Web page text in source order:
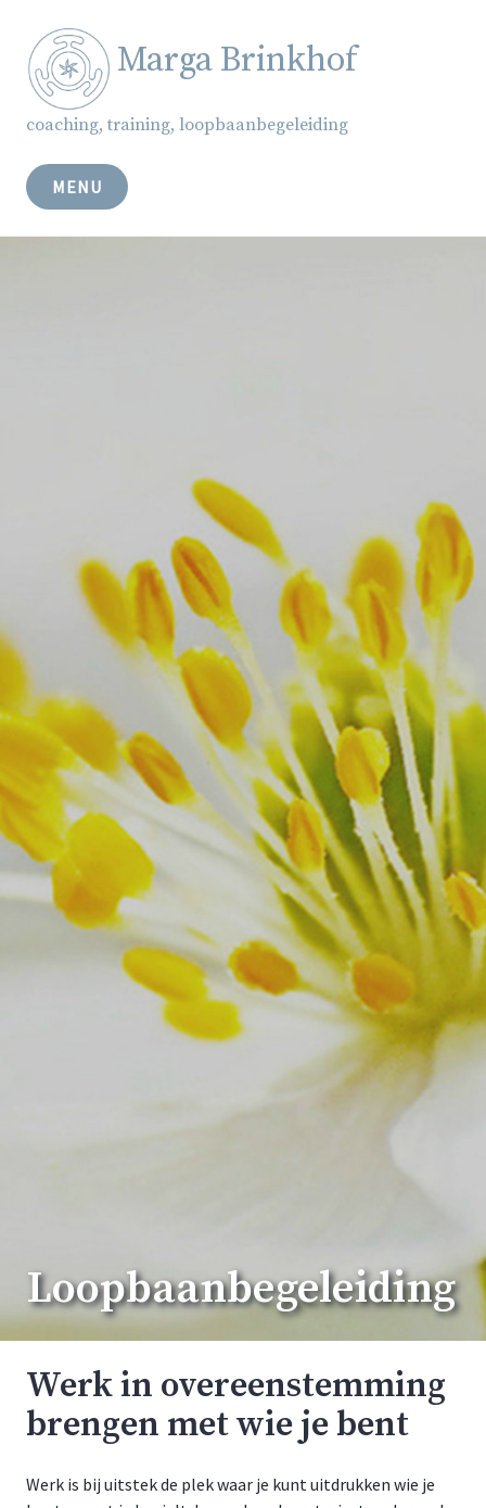
content
Marga Brinkhof
coaching, training, loopbaanbegeleiding
MENU
Loopbaanbegeleiding
Werk in overeenstemming
brengen met wie je bent
Werk is bij uitstek de plek waar je kunt uitdrukken wie je